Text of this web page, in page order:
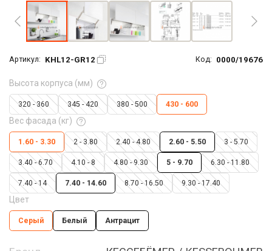
Артикул: KHL12-GR12 Код: 0000/19676
Высота корпуса (мм)
320 - 360 345 - 420 380 - 500 430 - 600
Вес фасада (кг)
1.60 - 3.30 2 - 3.80 2.40 - 4.80 2.60 - 5.50 3 - 5.70
3.40 - 6.70 4.10 - 8 4.80 - 9.30 5 - 9.70 6.30 - 11.80
7.40 - 14 7.40 - 14.60 8.70 - 16.50 9.30 - 17.40
Цвет
Серый Белый Антрацит